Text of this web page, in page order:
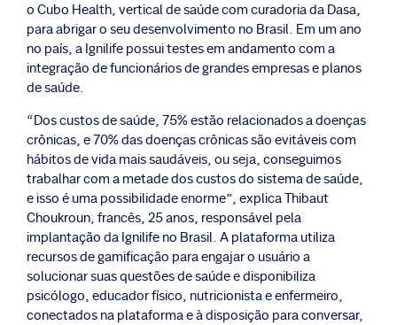
o Cubo Health, vertical de saúde com curadoria da Dasa,
para abrigar o seu desenvolvimento no Brasil. Em um ano
no país, a Ignilife possui testes em andamento com a
integração de funcionários de grandes empresas e planos
de saúde.
“Dos custos de saúde, 75% estão relacionados a doenças
crônicas, e 70% das doenças crônicas são evitáveis com
hábitos de vida mais saudáveis, ou seja, conseguimos
trabalhar com a metade dos custos do sistema de saúde,
e isso é uma possibilidade enorme”, explica Thibaut
Choukroun, francês, 25 anos, responsável pela
implantação da Ignilife no Brasil. A plataforma utiliza
recursos de gamificação para engajar o usuário a
solucionar suas questões de saúde e disponibiliza
psicólogo, educador físico, nutricionista e enfermeiro,
conectados na plataforma e à disposição para conversar,